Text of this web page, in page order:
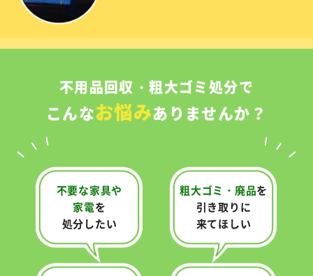
不用品回収・粗大ゴミ処分で
こんなお悩みありませんか？
不要な家具や
家電を
処分したい
粗大ゴミ・廃品を
引き取りに
来てほしい